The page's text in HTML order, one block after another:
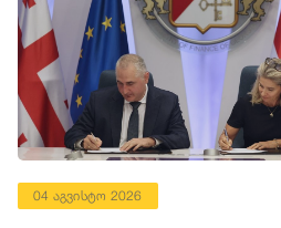
04 აგვისტო 2026